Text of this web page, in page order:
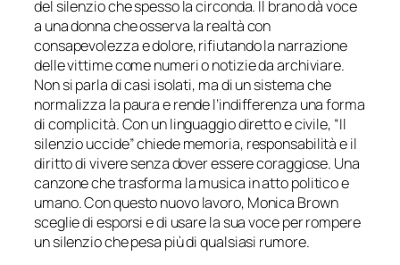
del silenzio che spesso la circonda. Il brano dà voce
a una donna che osserva la realtà con
consapevolezza e dolore, rifiutando la narrazione
delle vittime come numeri o notizie da archiviare.
Non si parla di casi isolati, ma di un sistema che
normalizza la paura e rende l’indifferenza una forma
di complicità. Con un linguaggio diretto e civile, “Il
silenzio uccide” chiede memoria, responsabilità e il
diritto di vivere senza dover essere coraggiose. Una
canzone che trasforma la musica in atto politico e
umano. Con questo nuovo lavoro, Monica Brown
sceglie di esporsi e di usare la sua voce per rompere
un silenzio che pesa più di qualsiasi rumore.